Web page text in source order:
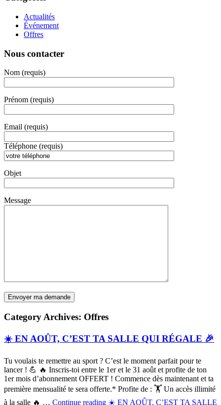
Actualités
Événement
Offres
Nous contacter
Nom (requis)
Prénom (requis)
Email (requis)
Téléphone (requis)
Objet
Message
Category Archives: Offres
☀️ EN AOÛT, C’EST TA SALLE QUI RÉGALE 🎉
Tu voulais te remettre au sport ? C’est le moment parfait pour te
lancer ! 💪 🔥 Inscris-toi entre le 1er et le 31 août et profite de ton
1er mois d’abonnement OFFERT ! Commence dès maintenant et ta
première mensualité te sera offerte.* Profite de : 🏋️ Un accès illimité
à la salle 🔥 … Continue reading ☀️ EN AOÛT, C’EST TA SALLE